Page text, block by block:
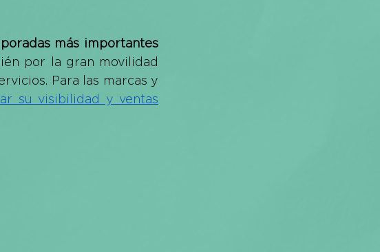
más importantes
por la gran movilidad
Para las marcas y
su visibilidad y ventas